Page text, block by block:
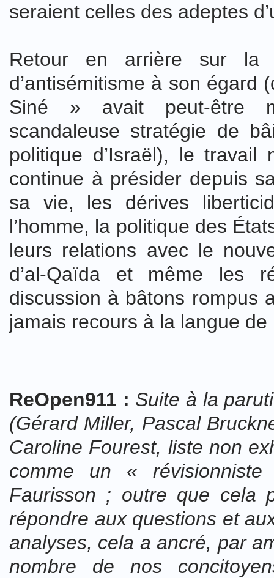
seraient celles des adeptes
Retour en arrière sur la
d’antisémitisme à son égard
Siné » avait peut-être
scandaleuse stratégie de
politique d’Israël), le travail
continue à présider depuis
sa vie, les dérives
l’homme, la politique des
leurs relations avec le
d’al-Qaïda et même les
discussion à bâtons rompus
jamais recours à la langue de
ReOpen911 : Suite à la
(Gérard Miller, Pascal
Caroline Fourest, liste non
comme un «
Faurisson ; outre que cela
répondre aux questions et
analyses, cela a ancré, par
nombre de nos